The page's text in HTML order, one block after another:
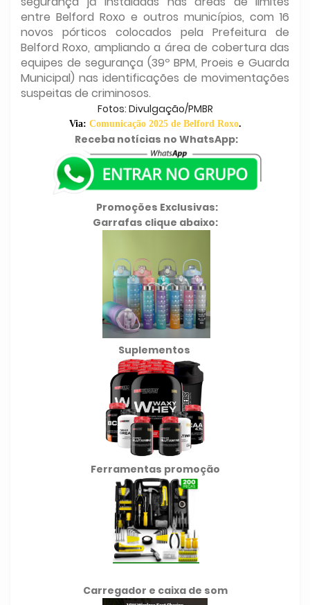
entre Belford Roxo e outros municípios, com 16
novos pórticos colocados pela Prefeitura de
Belford Roxo, ampliando a área de cobertura das
equipes de segurança (39º BPM, Proeis e Guarda
Municipal) nas identificações de movimentações
suspeitas de criminosos.
Fotos: Divulgação/PMBR
Via: Comunicação 2025 de Belford Roxo.
Receba notícias no WhatsApp:
Promoções Exclusivas:
Garrafas clique abaixo:
Suplementos
Ferramentas promoção
Carregador e caixa de som